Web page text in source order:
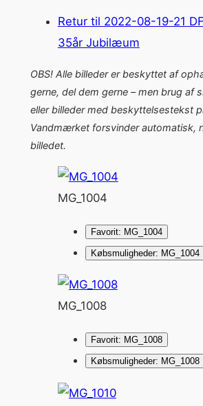
Retur til 2022-08-19-21
35år Jubilæum
OBS! Alle billeder er beskyttet af
gerne, del dem gerne – men brug af
eller billeder med beskyttelsestekst
Vandmærket forsvinder automatisk,
billedet.
MG_1004
Favorit: MG_1004
Købsmuligheder: MG_1004
MG_1008
Favorit: MG_1008
Købsmuligheder: MG_1008